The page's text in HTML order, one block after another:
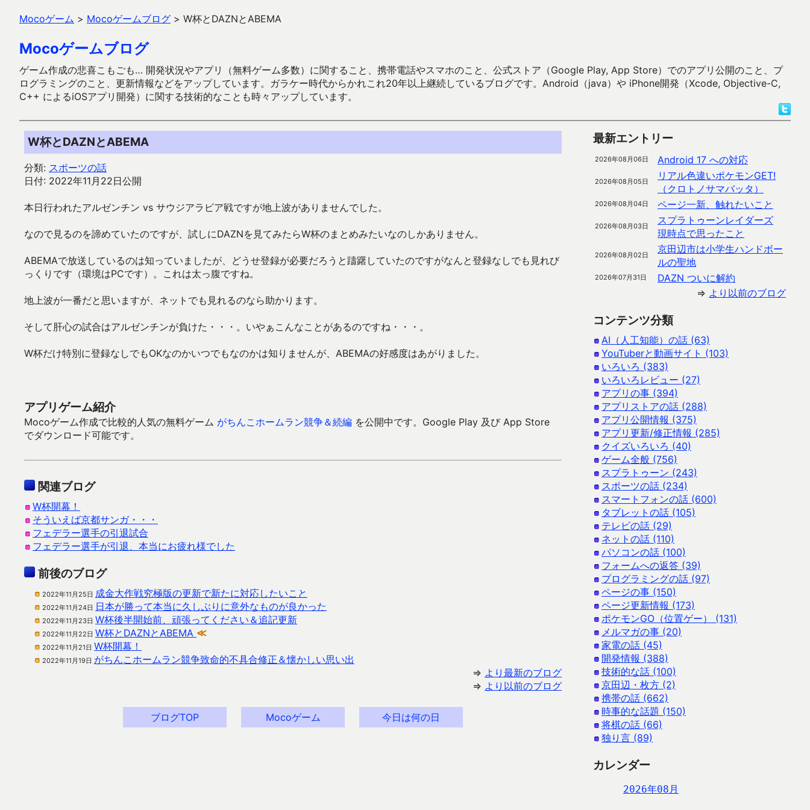
Mocoゲーム > Mocoゲームブログ > W杯とDAZNとABEMA
Mocoゲームブログ
ゲーム作成の悲喜こもごも… 開発状況やアプリ（無料ゲーム多数）に関すること、携帯電話やスマホのこと、公式ストア（Google Play, App Store）でのアプリ公開のこと、プ
ログラミングのこと、更新情報などをアップしています。ガラケー時代からかれこれ20年以上継続しているブログです。Android（java）や iPhone開発（Xcode, Objective-C,
C++ によるiOSアプリ開発）に関する技術的なことも時々アップしています。
W杯とDAZNとABEMA
分類: スポーツの話
日付: 2022年11月22日公開
本日行われたアルゼンチン vs サウジアラビア戦ですが地上波がありませんでした。
なので見るのを諦めていたのですが、試しにDAZNを見てみたらW杯のまとめみたいなのしかありません。
ABEMAで放送しているのは知っていましたが、どうせ登録が必要だろうと躊躇していたのですがなんと登録なしでも見れび
っくりです（環境はPCです）。これは太っ腹ですね。
地上波が一番だと思いますが、ネットでも見れるのなら助かります。
そして肝心の試合はアルゼンチンが負けた・・・。いやぁこんなことがあるのですね・・・。
W杯だけ特別に登録なしでもOKなのかいつでもなのかは知りませんが、ABEMAの好感度はあがりました。
アプリゲーム紹介
Mocoゲーム作成で比較的人気の無料ゲーム がちんこホームラン競争＆続編 を公開中です。Google Play 及び App Store
でダウンロード可能です。
関連ブログ
W杯開幕！
そういえば京都サンガ・・・
フェデラー選手の引退試合
フェデラー選手が引退、本当にお疲れ様でした
前後のブログ
2022年11月25日 成金大作戦究極版の更新で新たに対応したいこと
2022年11月24日 日本が勝って本当に久しぶりに意外なものが良かった
2022年11月23日 W杯後半開始前、頑張ってください＆追記更新
2022年11月22日 W杯とDAZNとABEMA ≪
2022年11月21日 W杯開幕！
2022年11月19日 がちんこホームラン競争致命的不具合修正＆懐かしい思い出
⇒ より最新のブログ
⇒ より以前のブログ
ブログTOP Mocoゲーム 今日は何の日
最新エントリー
2026年08月06日 Android 17 への対応
2026年08月05日
リアル色違いポケモンGET!
（クロトノサマバッタ）
2026年08月04日 ページ一新、触れたいこと
2026年08月03日
スプラトゥーンレイダーズ
現時点で思ったこと
2026年08月02日
京田辺市は小学生ハンドボー
ルの聖地
2026年07月31日
DAZN ついに解約
⇒ より以前のブログ
コンテンツ分類
AI（人工知能）の話 (63)
YouTuberと動画サイト (103)
いろいろ (383)
いろいろレビュー (27)
アプリの事 (394)
アプリストアの話 (288)
アプリ公開情報 (375)
アプリ更新/修正情報 (285)
クイズいろいろ (40)
ゲーム全般 (756)
スプラトゥーン (243)
スポーツの話 (234)
スマートフォンの話 (600)
タブレットの話 (105)
テレビの話 (29)
ネットの話 (110)
パソコンの話 (100)
フォームへの返答 (39)
プログラミングの話 (97)
ページの事 (150)
ページ更新情報 (173)
ポケモンGO（位置ゲー） (131)
メルマガの事 (20)
家電の話 (45)
開発情報 (388)
技術的な話 (100)
京田辺・枚方 (2)
携帯の話 (662)
時事的な話題 (150)
将棋の話 (66)
独り言 (89)
カレンダー
2026年08月